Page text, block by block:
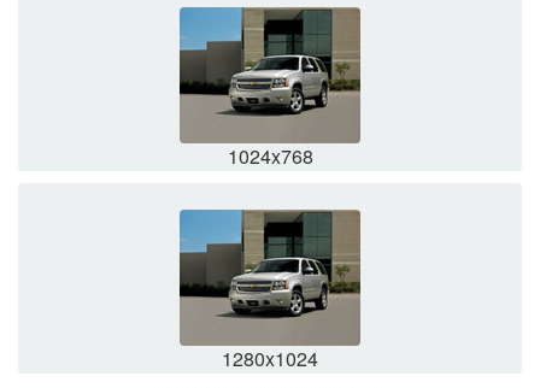
1024x768
1280x1024